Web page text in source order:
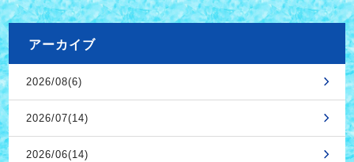
アーカイブ
2026/08(6)
2026/07(14)
2026/06(14)